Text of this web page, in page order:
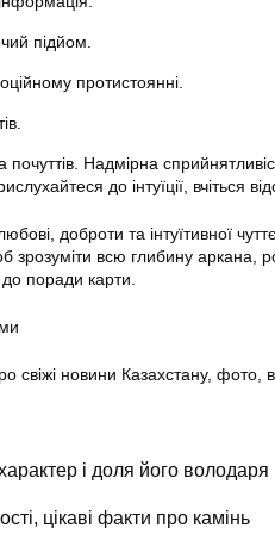
підйом.
протистоянні.
Надмірна
до інтуїції, вчіться
доброти та інтуїтивної
всю глибину аркана,
поради карти.
свіжі новини Казахстану, фото,
і доля його володаря
цікаві факти про камінь